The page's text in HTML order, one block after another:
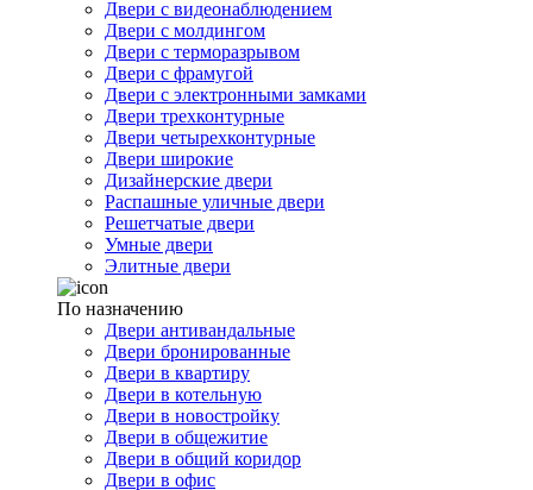
Двери с видеонаблюдением
Двери с молдингом
Двери с терморазрывом
Двери с фрамугой
Двери с электронными замками
Двери трехконтурные
Двери четырехконтурные
Двери широкие
Дизайнерские двери
Распашные уличные двери
Решетчатые двери
Умные двери
Элитные двери
По назначению
Двери антивандальные
Двери бронированные
Двери в квартиру
Двери в котельную
Двери в новостройку
Двери в общежитие
Двери в общий коридор
Двери в офис